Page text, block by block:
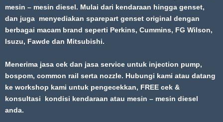
mesin – mesin diesel. Mulai dari kendaraan hingga genset,
dan juga menyediakan sparepart genset original dengan
berbagai macam brand seperti Perkins, Cummins, FG Wilson,
Isuzu, Fawde dan Mitsubishi.
Menerima jasa cek dan jasa service untuk injection pump,
bospom, common rail serta nozzle. Hubungi kami atau datang
ke workshop kami untuk pengecekkan, FREE cek &
konsultasi kondisi kendaraan atau mesin – mesin diesel
anda.